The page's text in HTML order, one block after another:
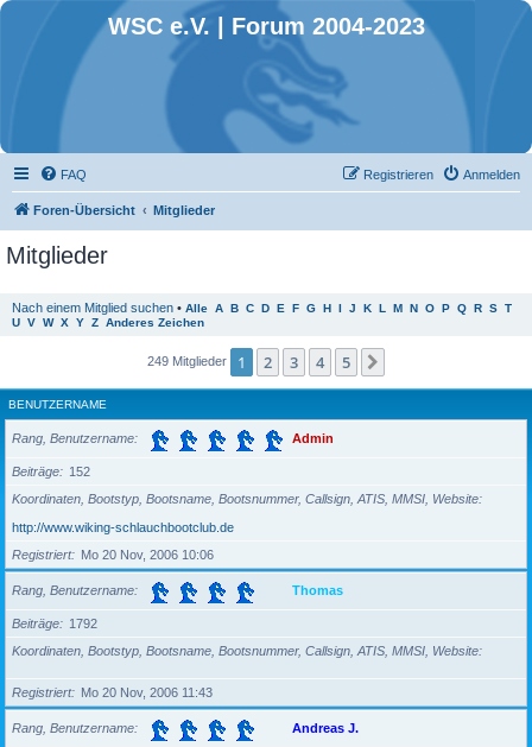
WSC e.V. | Forum 2004-2023
FAQ Anmelden
Registrieren
Foren-Übersicht Mitglieder
Mitglieder
Nach einem Mitglied suchen • Alle A B C D E F G H I J K L M N O P Q R S T
U V W X Y Z Anderes Zeichen
249 Mitglieder 1 2 3 4 5
BENUTZERNAME
Rang, Benutzername Admin
Beiträge
152
Koordinaten, Bootstyp, Bootsname, Bootsnummer, Callsign, ATIS, MMSI, Website
http://www.wiking-schlauchbootclub.de
Registriert
Mo 20 Nov, 2006 10:06
Rang, Benutzername Thomas
Beiträge
1792
Koordinaten, Bootstyp, Bootsname, Bootsnummer, Callsign, ATIS, MMSI, Website
Registriert Mo 20 Nov, 2006 11:43
Rang, Benutzername Andreas J.